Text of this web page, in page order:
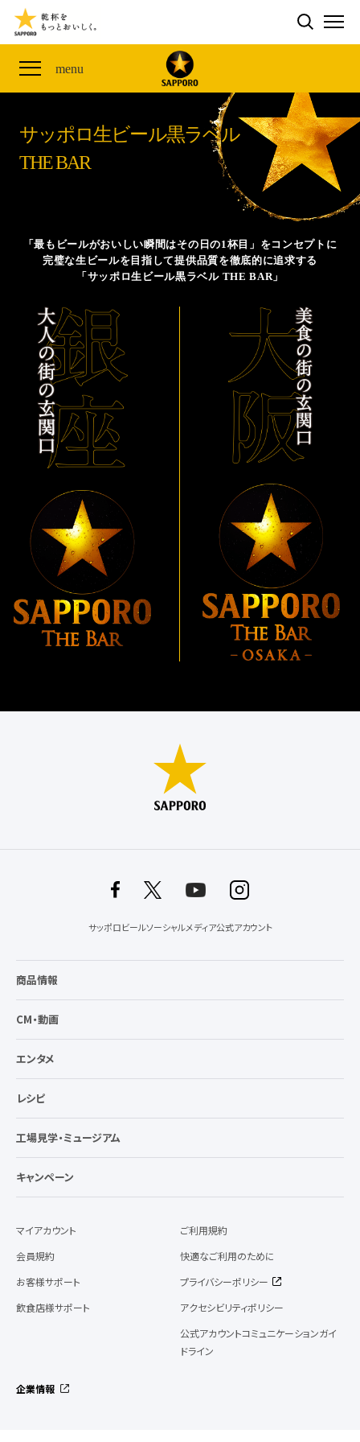
検索する
menu
THE PERFECT 黒ラベル WAGON 出展FES
ザ・パーフェクト黒ラベル アワード
「満天☆青空レストラン」コラボキャンペーン
山本由伸選手応援プロジェクト「GET A STAR
YOSHINOBU」
黒ラベル×『エヴァンゲリオン』30th Anniv.
サッポロ生ビール黒ラベル 『THE STAR JAM』
「丸くなるな、☆星になれ。」限定デザイン缶数量限
定発売
サッポロ生ビール黒ラベル THE SHOP
CLUB 黒ラベル
サッポロ生ビール黒ラベル
オカズデザインが提案する
ザ・パーフェクト黒ラベル
サッポロ生ビール黒ラベル THE BAR
ザ・パーフェクト黒ラベルが飲めるお店
CLUB 黒ラベル
サッポロ生ビール黒ラベル
THE BAR
「最もビールがおいしい瞬間はその日の1杯目」をコンセプトに
完璧な生ビールを目指して提供品質を徹底的に追求する
「サッポロ生ビール黒ラベル THE BAR」
サッポロビールソーシャルメディア公式アカウント
商品情報
CM・動画
エンタメ
レシピ
工場見学・ミュージアム
キャンペーン
マイアカウント
会員規約
お客様サポート
飲食店様サポート
ご利用規約
快適なご利用のために
プライバシーポリシー
アクセシビリティポリシー
公式アカウントコミュニケーションガイ
ドライン
企業情報